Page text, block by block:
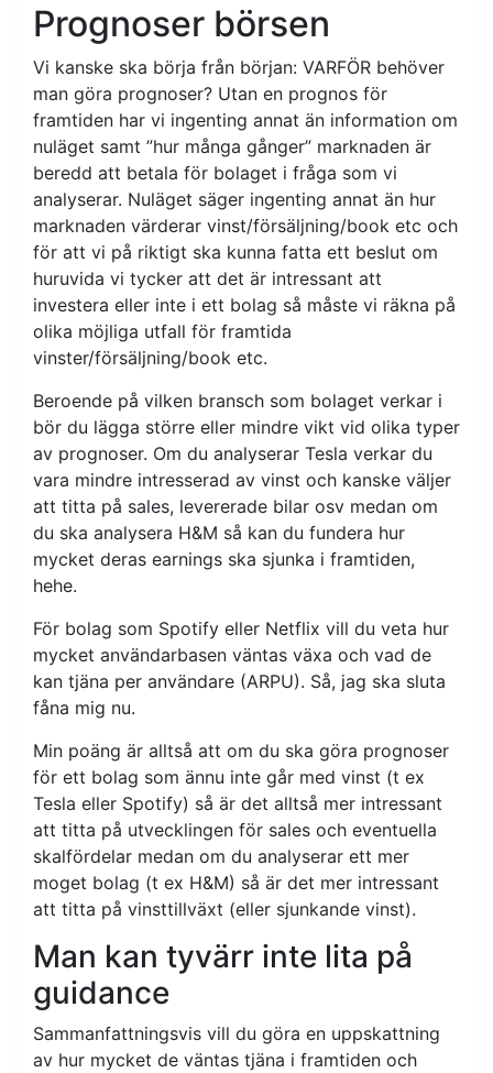
Prognoser börsen
Vi kanske ska börja från början: VARFÖR behöver
man göra prognoser? Utan en prognos för
framtiden har vi ingenting annat än information om
nuläget samt ”hur många gånger” marknaden är
beredd att betala för bolaget i fråga som vi
analyserar. Nuläget säger ingenting annat än hur
marknaden värderar vinst/försäljning/book etc och
för att vi på riktigt ska kunna fatta ett beslut om
huruvida vi tycker att det är intressant att
investera eller inte i ett bolag så måste vi räkna på
olika möjliga utfall för framtida
vinster/försäljning/book etc.
Beroende på vilken bransch som bolaget verkar i
bör du lägga större eller mindre vikt vid olika typer
av prognoser. Om du analyserar Tesla verkar du
vara mindre intresserad av vinst och kanske väljer
att titta på sales, levererade bilar osv medan om
du ska analysera H&M så kan du fundera hur
mycket deras earnings ska sjunka i framtiden,
hehe.
För bolag som Spotify eller Netflix vill du veta hur
mycket användarbasen väntas växa och vad de
kan tjäna per användare (ARPU). Så, jag ska sluta
fåna mig nu.
Min poäng är alltså att om du ska göra prognoser
för ett bolag som ännu inte går med vinst (t ex
Tesla eller Spotify) så är det alltså mer intressant
att titta på utvecklingen för sales och eventuella
skalfördelar medan om du analyserar ett mer
moget bolag (t ex H&M) så är det mer intressant
att titta på vinsttillväxt (eller sjunkande vinst).
Man kan tyvärr inte lita på
guidance
Sammanfattningsvis vill du göra en uppskattning
av hur mycket de väntas tjäna i framtiden och